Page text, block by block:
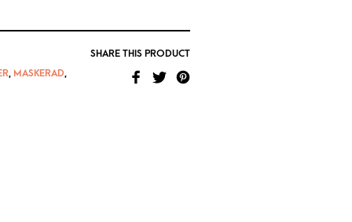
, MASKERAD,
SHARE THIS PRODUCT